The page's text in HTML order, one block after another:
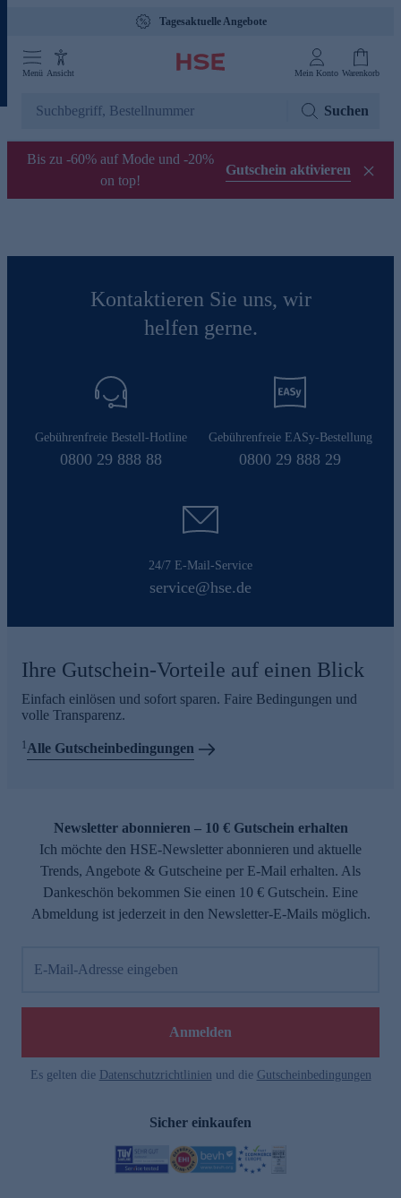
Tagesaktuelle Angebote
Menü Ansicht Mein Konto Warenkorb
Suchen
Bis zu -60% auf Mode und -20%
on top!
Gutschein aktivieren
Kontaktieren Sie uns, wir
helfen gerne.
Gebührenfreie Bestell-Hotline
0800 29 888 88
Gebührenfreie EASy-Bestellung
0800 29 888 29
24/7 E-Mail-Service
service@hse.de
Ihre Gutschein-Vorteile auf einen Blick
Einfach einlösen und sofort sparen. Faire Bedingungen und
volle Transparenz.
1Alle Gutscheinbedingungen
Newsletter abonnieren – 10 € Gutschein erhalten
Ich möchte den HSE-Newsletter abonnieren und aktuelle
Trends, Angebote & Gutscheine per E-Mail erhalten. Als
Dankeschön bekommen Sie einen 10 € Gutschein. Eine
Abmeldung ist jederzeit in den Newsletter-E-Mails möglich.
E-Mail-Adresse eingeben
Anmelden
Es gelten die Datenschutzrichtlinien und die Gutscheinbedingungen
Sicher einkaufen